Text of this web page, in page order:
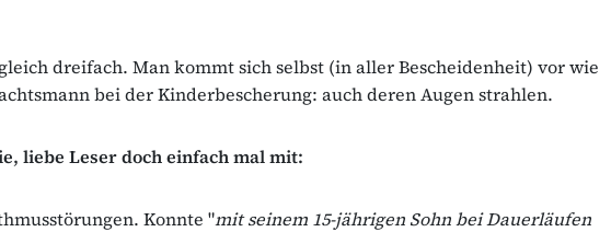
dreifach. Man kommt sich selbst (in aller Bescheidenheit) vor wie
bei der Kinderbescherung: auch deren Augen strahlen.
liebe Leser doch einfach mal mit:
Konnte "mit seinem 15-jährigen Sohn bei Dauerläufen